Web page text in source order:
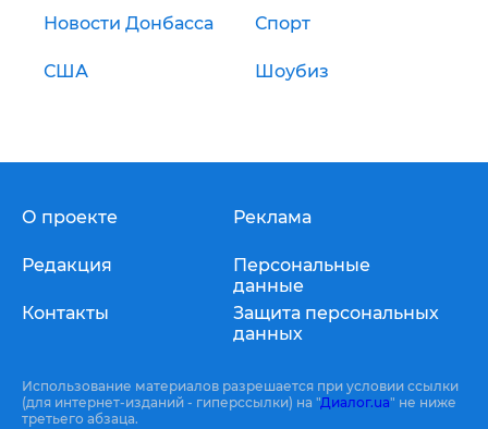
Новости Донбасса Спорт
США Шоубиз
О проекте
Редакция
Контакты
Реклама
Персональные
данные
Защита персональных
данных
Использование материалов разрешается при условии ссылки
(для интернет-изданий - гиперссылки) на "Диалог.ua" не ниже
третьего абзаца.